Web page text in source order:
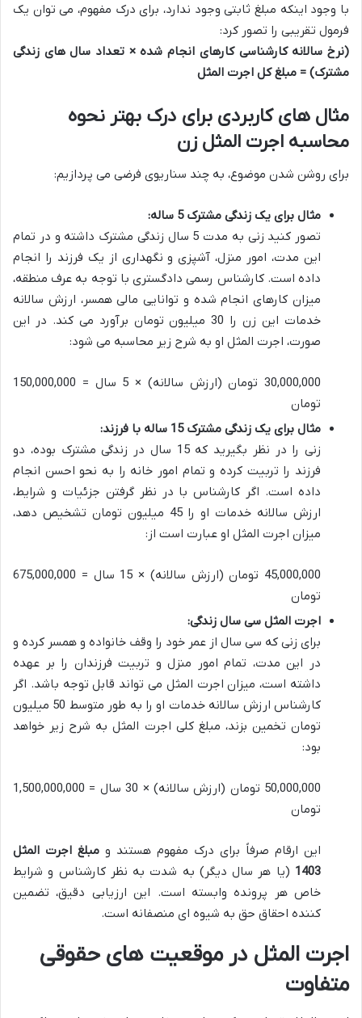
با وجود اینکه مبلغ ثابتی وجود ندارد، برای درک مفهوم، می توان یک
فرمول تقریبی را تصور کرد:
(نرخ سالانه کارشناسی کارهای انجام شده × تعداد سال های زندگی
مشترک) = مبلغ کل اجرت المثل
مثال های کاربردی برای درک بهتر نحوه
محاسبه اجرت المثل زن
برای روشن شدن موضوع، به چند سناریوی فرضی می پردازیم:
مثال برای یک زندگی مشترک 5 ساله:
تصور کنید زنی به مدت 5 سال زندگی مشترک داشته و در تمام
این مدت، امور منزل، آشپزی و نگهداری از یک فرزند را انجام
داده است. کارشناس رسمی دادگستری با توجه به عرف منطقه،
میزان کارهای انجام شده و توانایی مالی همسر، ارزش سالانه
خدمات این زن را 30 میلیون تومان برآورد می کند. در این
صورت، اجرت المثل او به شرح زیر محاسبه می شود:
30,000,000 تومان (ارزش سالانه) × 5 سال = 150,000,000
تومان
مثال برای یک زندگی مشترک 15 ساله با فرزند:
زنی را در نظر بگیرید که 15 سال در زندگی مشترک بوده، دو
فرزند را تربیت کرده و تمام امور خانه را به نحو احسن انجام
داده است. اگر کارشناس با در نظر گرفتن جزئیات و شرایط،
ارزش سالانه خدمات او را 45 میلیون تومان تشخیص دهد،
میزان اجرت المثل او عبارت است از:
45,000,000 تومان (ارزش سالانه) × 15 سال = 675,000,000
تومان
اجرت المثل سی سال زندگی:
برای زنی که سی سال از عمر خود را وقف خانواده و همسر کرده و
در این مدت، تمام امور منزل و تربیت فرزندان را بر عهده
داشته است، میزان اجرت المثل می تواند قابل توجه باشد. اگر
کارشناس ارزش سالانه خدمات او را به طور متوسط 50 میلیون
تومان تخمین بزند، مبلغ کلی اجرت المثل به شرح زیر خواهد
بود:
50,000,000 تومان (ارزش سالانه) × 30 سال = 1,500,000,000
تومان
این ارقام صرفاً برای درک مفهوم هستند و مبلغ اجرت المثل
1403 (یا هر سال دیگر) به شدت به نظر کارشناس و شرایط
خاص هر پرونده وابسته است. این ارزیابی دقیق، تضمین
کننده احقاق حق به شیوه ای منصفانه است.
اجرت المثل در موقعیت های حقوقی
متفاوت